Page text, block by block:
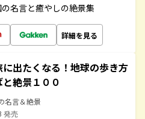
名言と癒やしの絶景集
詳細を見る
出たくなる！地球の歩き方
絶景１００
名言＆絶景
発売